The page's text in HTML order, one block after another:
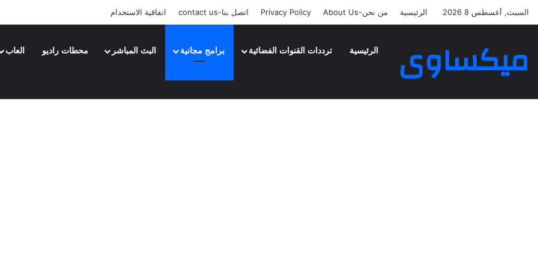
السبت, أغسطس 8 2026 الرئيسية من نحن-About Us Privacy Policy اتصل بنا-contact us اتفاقية الاستخدام
ميكساوى الرئيسية ترددات القنوات الفضائية برامج مجانية البث المباشر محطات راديو العاب